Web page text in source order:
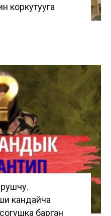
коркутууга
кандайча
барган